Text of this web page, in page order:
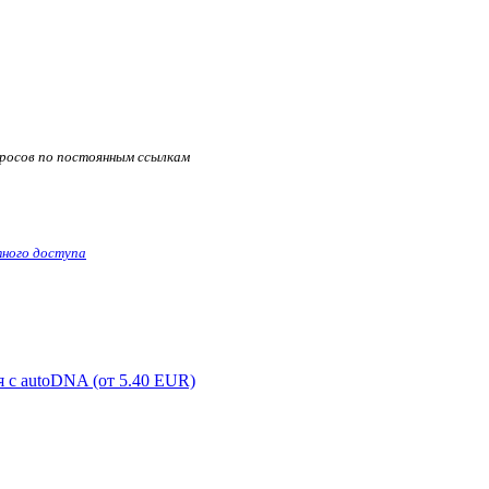
по постоянным ссылкам
доступа
с autoDNA (от 5.40 EUR)